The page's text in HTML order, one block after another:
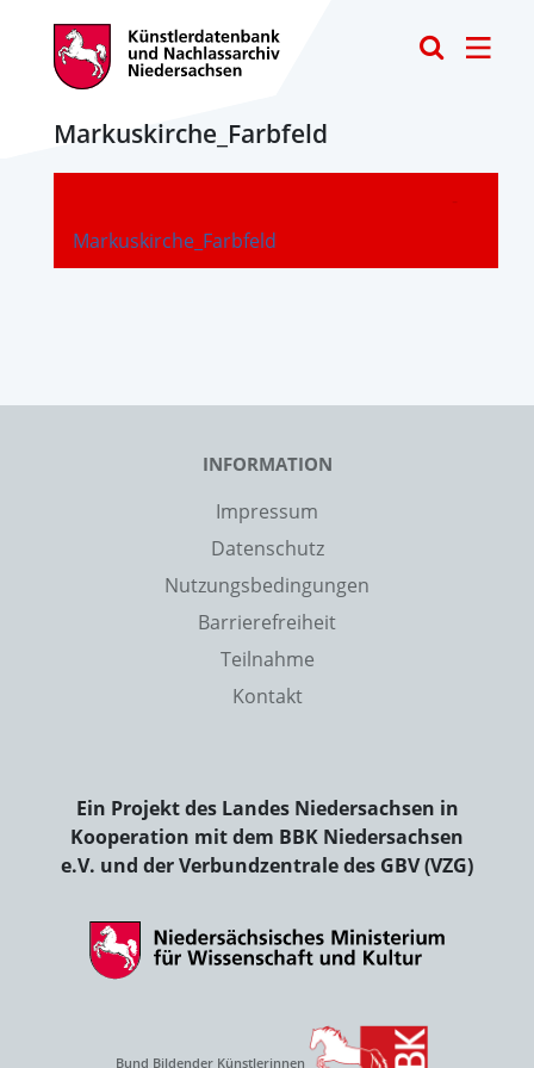
Markuskirche_Farbfeld
Markuskirche_Farbfeld
-
INFORMATION
Impressum
Datenschutz
Nutzungsbedingungen
Barrierefreiheit
Teilnahme
Kontakt
Ein Projekt des Landes Niedersachsen in
Kooperation mit dem BBK Niedersachsen
e.V. und der Verbundzentrale des GBV (VZG)
Bund Bildender Künstlerinnen